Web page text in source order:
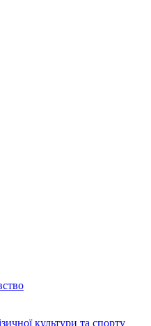
культури та спорту